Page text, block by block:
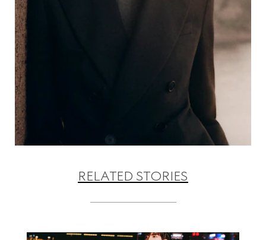
RELATED STORIES